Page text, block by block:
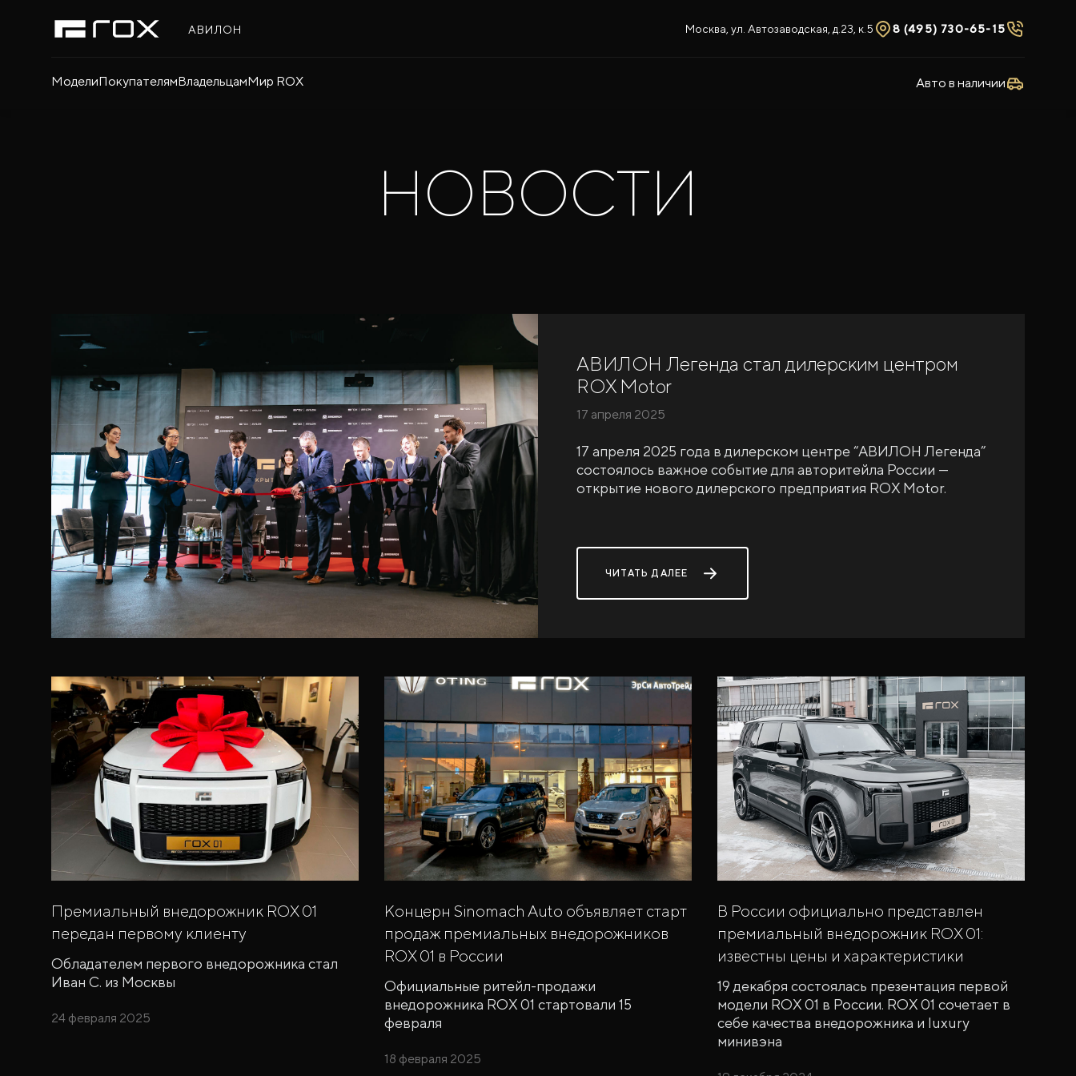
АВИЛОН Москва, ул. Автозаводская, д.23, к.5 8 (495) 730-65-15
МоделиПокупателямВладельцамМир ROX Авто в наличии
НОВОСТИ
АВИЛОН Легенда стал дилерским центром
ROX Motor
17 апреля 2025
17 апреля 2025 года в дилерском центре “АВИЛОН Легенда”
состоялось важное событие для авторитейла России —
открытие нового дилерского предприятия ROX Motor.
ЧИТАТЬ ДАЛЕЕ
Премиальный внедорожник ROX 01
передан первому клиенту
Обладателем первого внедорожника стал
Иван С. из Москвы
24 февраля 2025
Концерн Sinomach Auto объявляет старт
продаж премиальных внедорожников
ROX 01 в России
Официальные ритейл-продажи
внедорожника ROX 01 стартовали 15
февраля
18 февраля 2025
В России официально представлен
премиальный внедорожник ROX 01:
известны цены и характеристики
19 декабря состоялась презентация первой
модели ROX 01 в России. ROX 01 сочетает в
себе качества внедорожника и luxury
минивэна